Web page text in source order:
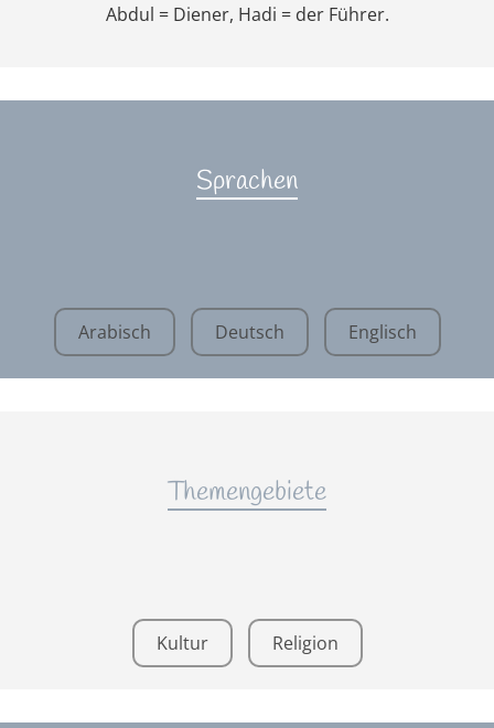
Abdul = Diener, Hadi = der Führer.
Sprachen
Arabisch Deutsch Englisch
Themengebiete
Kultur Religion